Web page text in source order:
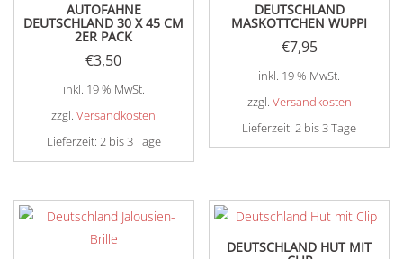
AUTOFAHNE
DEUTSCHLAND 30 X 45 CM
2ER PACK
€3,50
inkl. 19 % MwSt.
zzgl.Versandkosten
Lieferzeit: 2 bis 3 Tage
DEUTSCHLAND
MASKOTTCHEN WUPPI
€7,95
inkl. 19 % MwSt.
zzgl. Versandkosten
Lieferzeit:2 bis 3 Tage
DEUTSCHLAND HUT MIT